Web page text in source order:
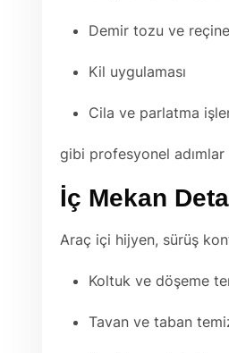
Demir tozu ve
Kil uygulaması
Cila ve parlatma
gibi profesyonel adımlar
İç Mekan
Araç içi hijyen, sürüş
Koltuk ve döşeme
Tavan ve taban